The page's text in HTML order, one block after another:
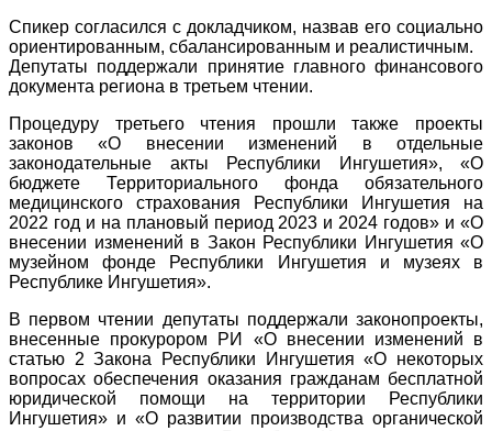
Спикер согласился с докладчиком, назвав его социально
ориентированным, сбалансированным и реалистичным.
Депутаты поддержали принятие главного финансового
документа региона в третьем чтении.
Процедуру третьего чтения прошли также проекты
законов «О внесении изменений в отдельные
законодательные акты Республики Ингушетия», «О
бюджете Территориального фонда обязательного
медицинского страхования Республики Ингушетия на
2022 год и на плановый период 2023 и 2024 годов» и «О
внесении изменений в Закон Республики Ингушетия «О
музейном фонде Республики Ингушетия и музеях в
Республике Ингушетия».
В первом чтении депутаты поддержали законопроекты,
внесенные прокурором РИ «О внесении изменений в
статью 2 Закона Республики Ингушетия «О некоторых
вопросах обеспечения оказания гражданам бесплатной
юридической помощи на территории Республики
Ингушетия» и «О развитии производства органической